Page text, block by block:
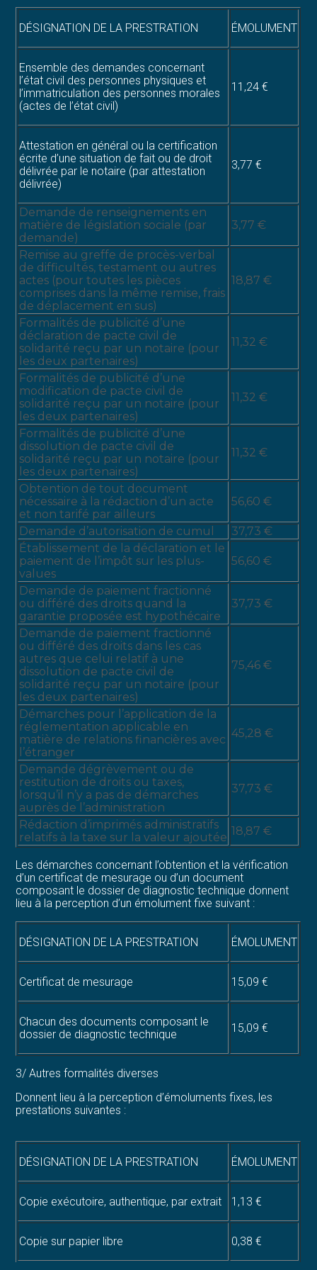
DÉSIGNATION DE LA PRESTRATION ÉMOLUMENT
Ensemble des demandes concernant
l’état civil des personnes physiques et
l’immatriculation des personnes morales
(actes de l’état civil)
11,24 €
Attestation en général ou la certification
écrite d’une situation de fait ou de droit
délivrée par le notaire (par attestation
délivrée)
3,77 €
Demande de renseignements en
matière de législation sociale (par
demande)
3,77 €
Remise au greffe de procès-verbal
de difficultés, testament ou autres
actes (pour toutes les pièces
comprises dans la même remise, frais
de déplacement en sus)
18,87 €
Formalités de publicité d’une
déclaration de pacte civil de
solidarité reçu par un notaire (pour
les deux partenaires)
11,32 €
Formalités de publicité d’une
modification de pacte civil de
solidarité reçu par un notaire (pour
les deux partenaires)
11,32 €
Formalités de publicité d’une
dissolution de pacte civil de
solidarité reçu par un notaire (pour
les deux partenaires)
11,32 €
Obtention de tout document
nécessaire à la rédaction d’un acte
et non tarifé par ailleurs
56,60 €
Demande d’autorisation de cumul
37,73 €
Établissement de la déclaration et le
paiement de l’impôt sur les plus-
values
56,60 €
Demande de paiement fractionné
ou différé des droits quand la
garantie proposée est hypothécaire
37,73 €
Demande de paiement fractionné
ou différé des droits dans les cas
autres que celui relatif à une
dissolution de pacte civil de
solidarité reçu par un notaire (pour
les deux partenaires)
75,46 €
Démarches pour l’application de la
réglementation applicable en
matière de relations financières avec
l’étranger
45,28 €
Demande dégrèvement ou de
restitution de droits ou taxes,
lorsqu’il n’y a pas de démarches
auprès de l’administration
37,73 €
Rédaction d’imprimés administratifs
relatifs à la taxe sur la valeur ajoutée 18,87 €
Les démarches concernant l’obtention et la vérification
d’un certificat de mesurage ou d’un document
composant le dossier de diagnostic technique donnent
lieu à la perception d’un émolument fixe suivant :
DÉSIGNATION DE LA PRESTRATION ÉMOLUMENT
Certificat de mesurage 15,09 €
Chacun des documents composant le
dossier de diagnostic technique
15,09 €
3/ Autres formalités diverses
Donnent lieu à la perception d’émoluments fixes, les
prestations suivantes :
DÉSIGNATION DE LA PRESTRATION ÉMOLUMENT
Copie exécutoire, authentique, par extrait 1,13 €
Copie sur papier libre 0,38 €